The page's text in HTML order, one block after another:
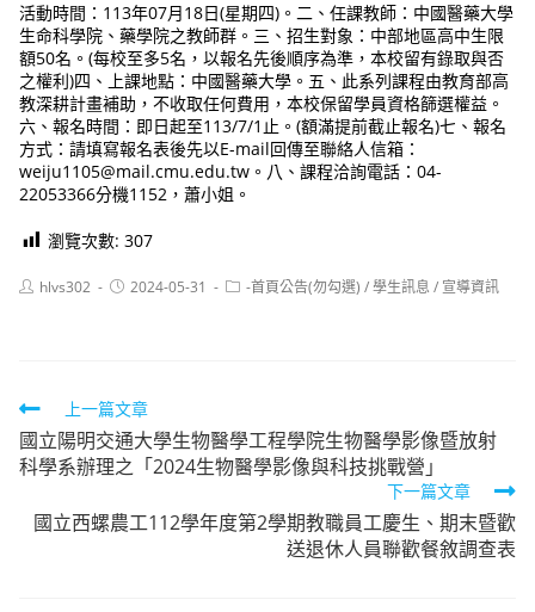
活動時間：113年07月18日(星期四)。二、任課教師：中國醫藥大學
生命科學院、藥學院之教師群。三、招生對象：中部地區高中生限
額50名。(每校至多5名，以報名先後順序為準，本校留有錄取與否
之權利)四、上課地點：中國醫藥大學。五、此系列課程由教育部高
教深耕計畫補助，不收取任何費用，本校保留學員資格篩選權益。
六、報名時間：即日起至113/7/1止。(額滿提前截止報名)七、報名
方式：請填寫報名表後先以E-mail回傳至聯絡人信箱：
weiju1105@mail.cmu.edu.tw。八、課程洽詢電話：04-
22053366分機1152，蕭小姐。
瀏覽次數: 307
Posthlvs302
Post2024-05-31
Post-首頁公告(勿勾選) /學生訊息 / 宣導資訊
Read
more
articles
上一篇文章
國立陽明交通大學生物醫學工程學院生物醫學影像暨放射
科學系辦理之「2024生物醫學影像與科技挑戰營」
下一篇文章
國立西螺農工112學年度第2學期教職員工慶生、期末暨歡
送退休人員聯歡餐敘調查表